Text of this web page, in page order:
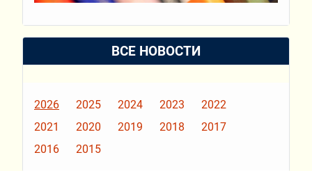
ВСЕ НОВОСТИ
2026 2025 2024 2023
2022
2021
2020 2019 2018
2017
2016
2015